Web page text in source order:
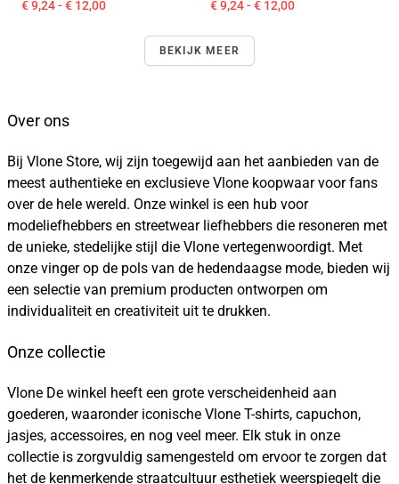
€ 9,24 - € 12,00 € 9,24 - € 12,00
BEKIJK MEER
Over ons
Bij Vlone Store, wij zijn toegewijd aan het aanbieden van de
meest authentieke en exclusieve Vlone koopwaar voor fans
over de hele wereld. Onze winkel is een hub voor
modeliefhebbers en streetwear liefhebbers die resoneren met
de unieke, stedelijke stijl die Vlone vertegenwoordigt. Met
onze vinger op de pols van de hedendaagse mode, bieden wij
een selectie van premium producten ontworpen om
individualiteit en creativiteit uit te drukken.
Onze collectie
Vlone De winkel heeft een grote verscheidenheid aan
goederen, waaronder iconische Vlone T-shirts, capuchon,
jasjes, accessoires, en nog veel meer. Elk stuk in onze
collectie is zorgvuldig samengesteld om ervoor te zorgen dat
het de kenmerkende straatcultuur esthetiek weerspiegelt die